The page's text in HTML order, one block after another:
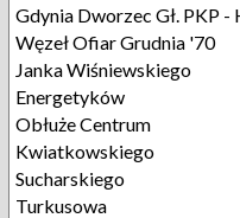
Gdynia Dworzec Gł. PKP -
Węzeł Ofiar Grudnia '70
Janka Wiśniewskiego
Energetyków
Obłuże Centrum
Kwiatkowskiego
Sucharskiego
Turkusowa